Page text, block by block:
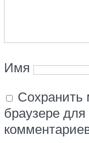
Имя
Сохранить
браузере